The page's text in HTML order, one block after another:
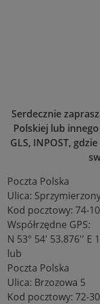
Serdecznie
Polskiej lub
GLS, INPOST,
Poczta Polska
Ulica:
Kod pocztowy: 74-
Współrzędne GPS:
N 53° 54' 53.876'' E
lub
Poczta Polska
Ulica: Brzozowa 5
Kod pocztowy: 72-